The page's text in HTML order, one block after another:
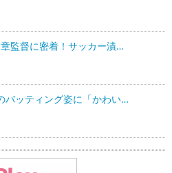
監督に密着！サッカー漬…
バッティング姿に「かわい…